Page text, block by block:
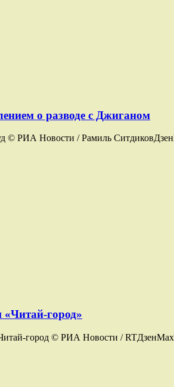
о разводе с Джиганом
© РИА Новости / Рамиль
«Читай-город»
город © РИА Новости /